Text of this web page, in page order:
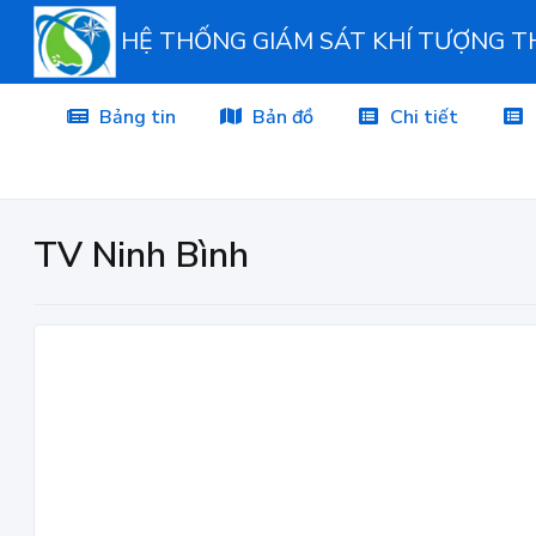
HỆ THỐNG GIÁM SÁT KHÍ TƯỢNG
Bảng tin Bản đồ Chi tiết
TV Ninh Bình